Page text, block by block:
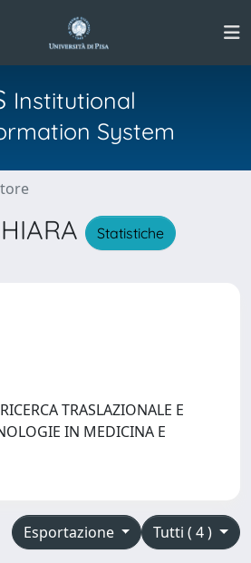
Institutional
System
Statistiche
TRASLAZIONALE E
IN MEDICINA E
Tutti ( 4 )
Esportazione